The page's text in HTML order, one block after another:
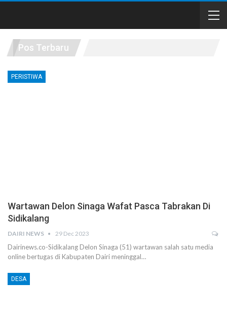
Pos Terbaru
PERISTIWA
Wartawan Delon Sinaga Wafat Pasca Tabrakan Di
Sidikalang
DAIRI NEWS 29 Dec 2023
Dairinews.co-Sidikalang Delon Sinaga (51) wartawan salah satu media
online bertugas di Kabupaten Dairi meninggal…
DESA